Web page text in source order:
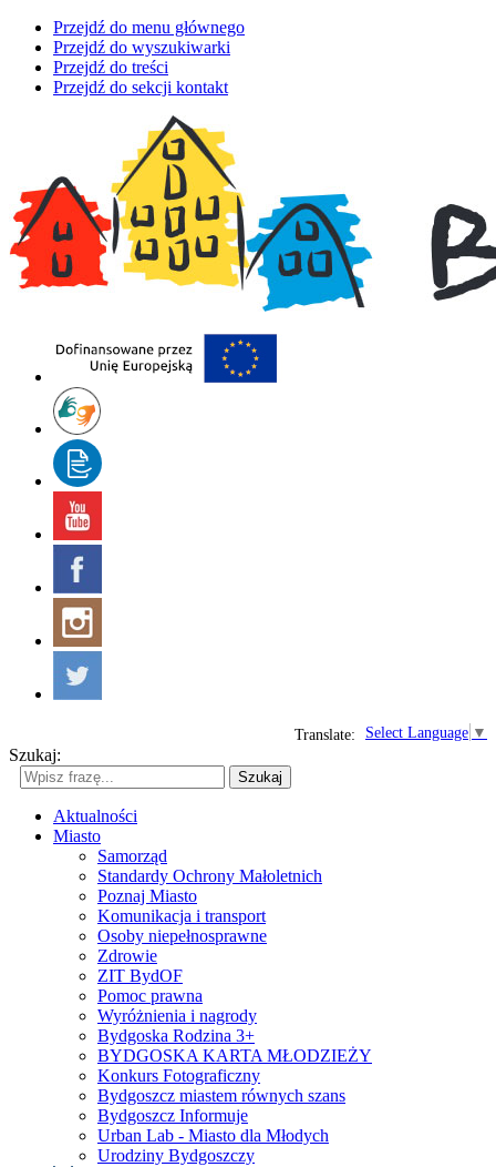
Przejdź do menu głównego
Przejdź do wyszukiwarki
Przejdź do treści
Przejdź do sekcji kontakt
Select Language ▼
Translate:
Szukaj:
Szukaj
Aktualności
Miasto
Samorząd
Standardy Ochrony Małoletnich
Poznaj Miasto
Komunikacja i transport
Osoby niepełnosprawne
Zdrowie
ZIT BydOF
Pomoc prawna
Wyróżnienia i nagrody
Bydgoska Rodzina 3+
BYDGOSKA KARTA MŁODZIEŻY
Konkurs Fotograficzny
Bydgoszcz miastem równych szans
Bydgoszcz Informuje
Urban Lab - Miasto dla Młodych
Urodziny Bydgoszczy